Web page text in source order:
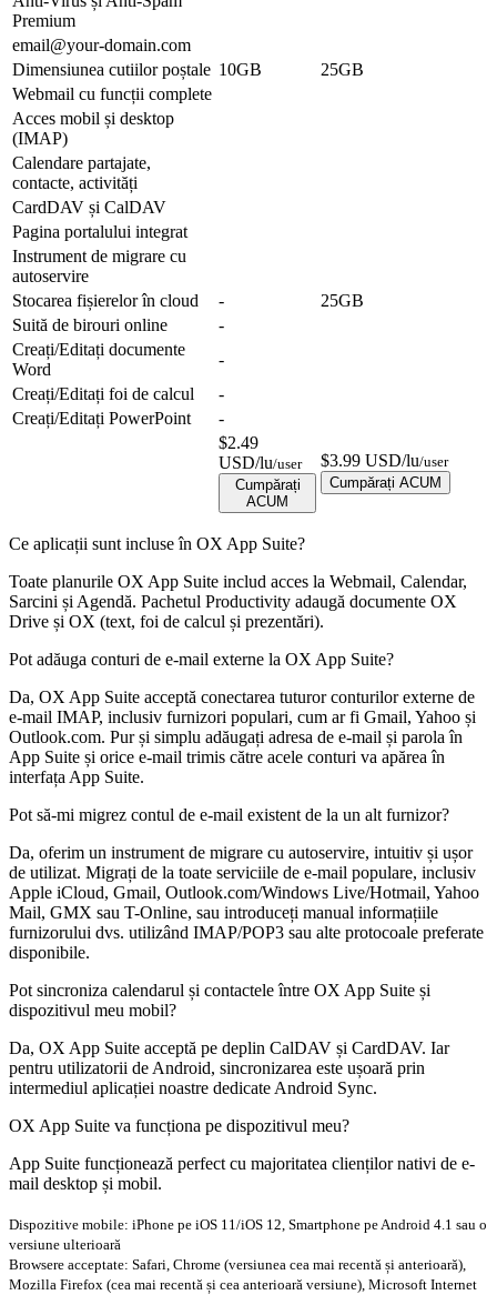
Premium
email@your-domain.com
Dimensiunea cutiilor poștale 10GB
25GB
Webmail cu funcții complete
Acces mobil și desktop
(IMAP)
Calendare partajate,
contacte, activități
CardDAV și CalDAV
Pagina portalului integrat
Instrument de migrare cu
autoservire
Stocarea fișierelor în cloud
-
25GB
Suită de birouri online
-
Creați/Editați documente
Word
-
Creați/Editați foi de calcul
-
Creați/Editați PowerPoint
-
$2.49
USD/lu/user
Cumpărați
ACUM
$3.99 USD/lu/user
Cumpărați ACUM
Ce aplicații sunt incluse în OX App Suite?
Toate planurile OX App Suite includ acces la Webmail, Calendar,
Sarcini și Agendă. Pachetul Productivity adaugă documente OX
Drive și OX (text, foi de calcul și prezentări).
Pot adăuga conturi de e-mail externe la OX App Suite?
Da, OX App Suite acceptă conectarea tuturor conturilor externe de
e-mail IMAP, inclusiv furnizori populari, cum ar fi Gmail, Yahoo și
Outlook.com. Pur și simplu adăugați adresa de e-mail și parola în
App Suite și orice e-mail trimis către acele conturi va apărea în
interfața App Suite.
Pot să-mi migrez contul de e-mail existent de la un alt furnizor?
Da, oferim un instrument de migrare cu autoservire, intuitiv și ușor
de utilizat. Migrați de la toate serviciile de e-mail populare, inclusiv
Apple iCloud, Gmail, Outlook.com/Windows Live/Hotmail, Yahoo
Mail, GMX sau T-Online, sau introduceți manual informațiile
furnizorului dvs. utilizând IMAP/POP3 sau alte protocoale preferate
disponibile.
Pot sincroniza calendarul și contactele între OX App Suite și
dispozitivul meu mobil?
Da, OX App Suite acceptă pe deplin CalDAV și CardDAV. Iar
pentru utilizatorii de Android, sincronizarea este ușoară prin
intermediul aplicației noastre dedicate Android Sync.
OX App Suite va funcționa pe dispozitivul meu?
App Suite funcționează perfect cu majoritatea clienților nativi de e-
mail desktop și mobil.
Dispozitive mobile: iPhone pe iOS 11/iOS 12, Smartphone pe Android 4.1 sau o
versiune ulterioară
Browsere acceptate: Safari, Chrome (versiunea cea mai recentă și anterioară),
Mozilla Firefox (cea mai recentă și cea anterioară versiune), Microsoft Internet